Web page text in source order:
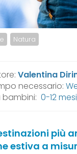
Natura
Valentina
necessario:
bambini: 0-12 mesi
più
estiva a